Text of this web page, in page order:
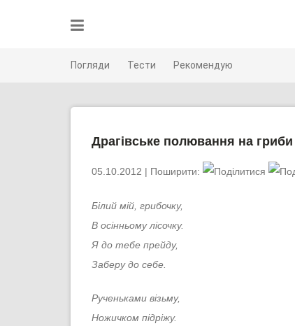
Погляди Тести Рекомендую
Драгівське полювання на гриби
05.10.2012 | Поширити:
Білий мій, грибочку,
В осінньому лісочку.
Я до тебе прейду,
Заберу до себе.
Рученьками візьму,
Ножичком підріжу.